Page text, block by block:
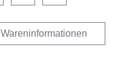
Wareninformationen